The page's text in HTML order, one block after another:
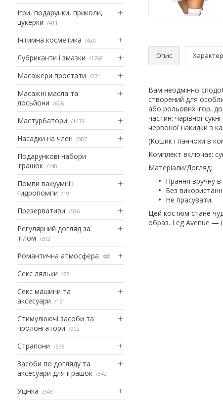
Ігри, подарунки, приколи,
цукерки
411
Інтимна косметика 430
Лубриканти і змазки 1768
Масажери простати 271
Масажні масла та
лосьйони
606
Мастурбатори 1439
Насадки на член 387
Подарункові набори
іграшок
140
Помпи вакуумні і
гидропомпи
191
Презервативи 586
Регулярний догляд за
тілом
202
Романтична атмосфера 88
Секс ляльки 77
Секс машини та
аксесуари
151
Стимулюючі засоби та
пролонгатори
902
Страпони 576
Засоби по догляду та
аксесуари для іграшок
342
Уцінка 343
Опис
Вам неодмінно
створений для
або рольових ігор,
частин: чарівної
червоної накидки з
(Кошик і панчохи в
Комплект включає:
Матеріали/Догляд:
Прання вручну в
Без
Не прасувати.
Цей костюм стане
образ. Leg Avenue —